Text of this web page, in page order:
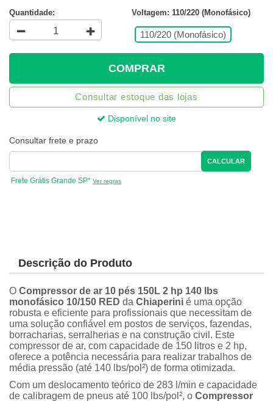
Quantidade: Voltagem: 110/220 (Monofásico)
110/220 (Monofásico)
COMPRAR
Consultar estoque das lojas
Disponível no site
Consultar frete e prazo
CALCULAR
Frete Grátis Grande SP* Ver regras
Descrição do Produto
O Compressor de ar 10 pés 150L 2 hp 140 lbs
monofásico 10/150 RED da Chiaperini é uma opção
robusta e eficiente para profissionais que necessitam de
uma solução confiável em postos de serviços, fazendas,
borracharias, serralherias e na construção civil. Este
compressor de ar, com capacidade de 150 litros e 2 hp,
oferece a potência necessária para realizar trabalhos de
média pressão (até 140 lbs/pol²) de forma otimizada.
Com um deslocamento teórico de 283 l/min e capacidade
de calibragem de pneus até 100 lbs/pol², o Compressor